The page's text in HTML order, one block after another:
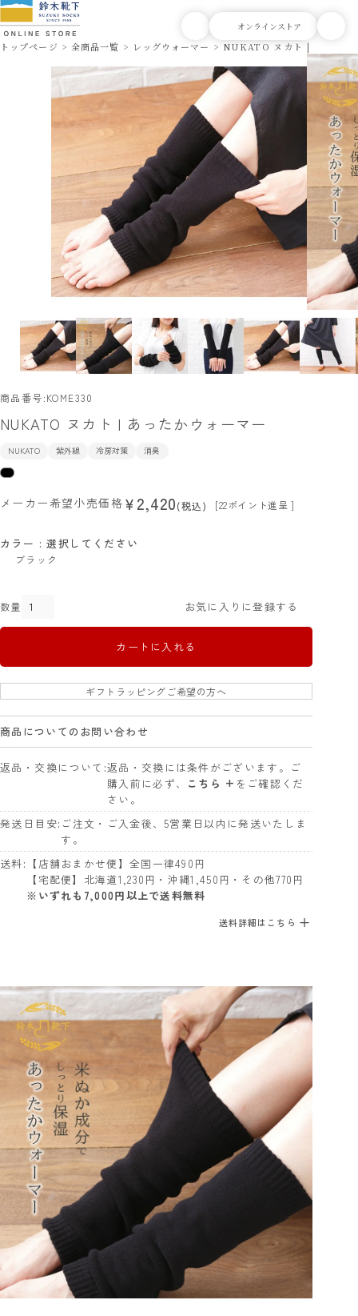
トップページ 全商品一覧 レッグウォーマー NUKATO ヌカト | あったか
商品番号 KOME330
NUKATO ヌカト | あったかウォーマー
NUKATO 紫外線 冷房対策 消臭
メーカー希望小売価格 ¥2,420 税込 [22ポイント進呈 ]
カラー 選択してください
ブラック
お気に入りに登録する
カートに入れる
ギフトラッピングご希望の方へ
商品についてのお問い合わせ
返品・交換について 返品・交換には条件がございます。ご
購入前に必ず、 こちら + をご確認くだ
さい。
発送日目安 ご注文・ご入金後、5営業日以内に発送いたしま
す。
送料
【店舗おまかせ便】全国一律490円
【宅配便】北海道1,230円・沖縄1,450円・その他770円
※いずれも7,000円以上で送料無料
送料詳細はこちら